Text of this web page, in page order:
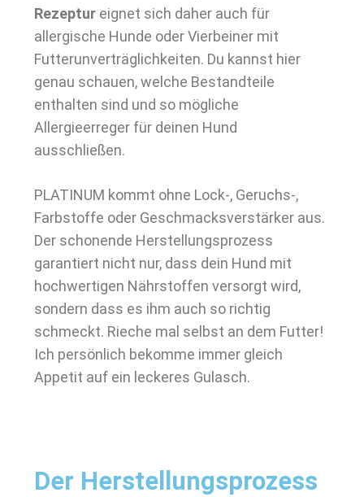
Rezeptur eignet sich daher auch für
allergische Hunde oder Vierbeiner mit
Futterunverträglichkeiten. Du kannst hier
genau schauen, welche Bestandteile
enthalten sind und so mögliche
Allergieerreger für deinen Hund
ausschließen.
PLATINUM kommt ohne Lock-, Geruchs-,
Farbstoffe oder Geschmacksverstärker aus.
Der schonende Herstellungsprozess
garantiert nicht nur, dass dein Hund mit
hochwertigen Nährstoffen versorgt wird,
sondern dass es ihm auch so richtig
schmeckt. Rieche mal selbst an dem Futter!
Ich persönlich bekomme immer gleich
Appetit auf ein leckeres Gulasch.
Der Herstellungsprozess